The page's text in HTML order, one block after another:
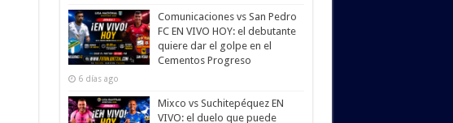
Comunicaciones vs San Pedro
FC EN VIVO HOY: el debutante
quiere dar el golpe en el
Cementos Progreso
6 días ago
Mixco vs Suchitepéquez EN
VIVO: el duelo que puede